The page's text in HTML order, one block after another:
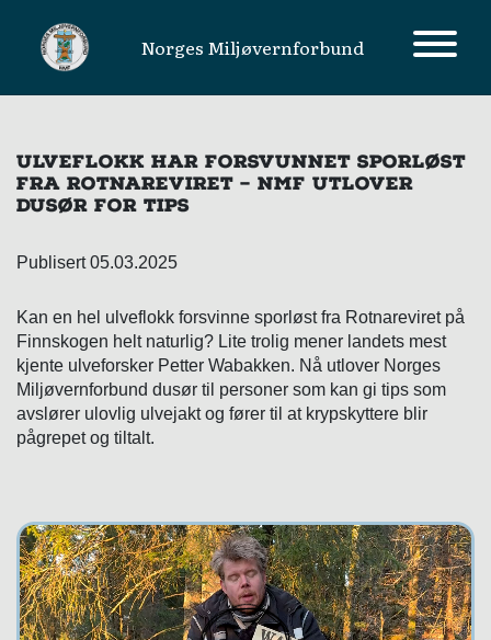
MAIN NAVIGATIONNorges Miljøvernforbund
ULVEFLOKK HAR FORSVUNNET SPORLØST
FRA ROTNAREVIRET – NMF UTLOVER
DUSØR FOR TIPS
Publisert 05.03.2025
Kan en hel ulveflokk forsvinne sporløst fra Rotnareviret på
Finnskogen helt naturlig? Lite trolig mener landets mest
kjente ulveforsker Petter Wabakken. Nå utlover Norges
Miljøvernforbund dusør til personer som kan gi tips som
avslører ulovlig ulvejakt og fører til at krypskyttere blir
pågrepet og tiltalt.